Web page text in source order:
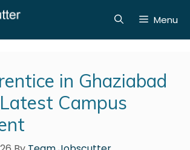
Menu
in Ghaziabad
Campus